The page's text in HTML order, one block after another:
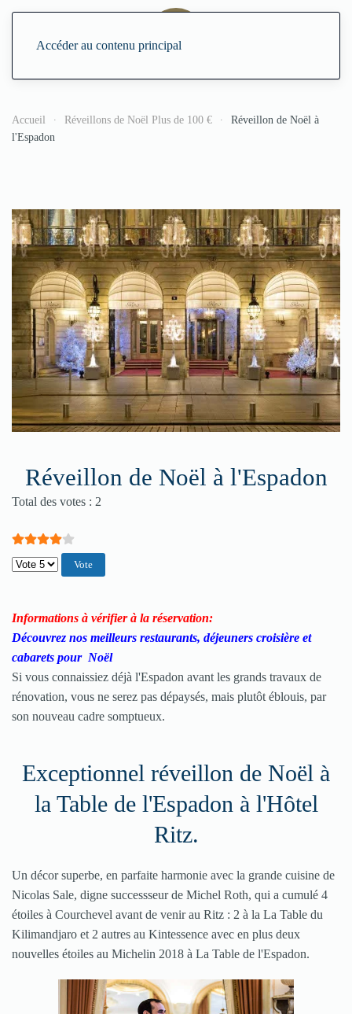
Accéder au contenu principal
Accueil Réveillons de Noël Plus de 100 €
Réveillon de Noël à
l'Espadon
Réveillon de Noël à l'Espadon
Vote utilisateur: 4/
Total des votes : 2
Veuillez voter
Informations à vérifier à la réservation:
Découvrez nos meilleurs restaurants, déjeuners croisière et
cabarets pour Noël
Si vous connaissiez déjà l'Espadon avant les grands travaux de
rénovation, vous ne serez pas dépaysés, mais plutôt éblouis, par
son nouveau cadre somptueux.
Exceptionnel réveillon de Noël à
la Table de l'Espadon à l'Hôtel
Ritz.
Un décor superbe, en parfaite harmonie avec la grande cuisine de
Nicolas Sale, digne successseur de Michel Roth, qui a cumulé 4
étoiles à Courchevel avant de venir au Ritz : 2 à la La Table du
Kilimandjaro et 2 autres au Kintessence avec en plus deux
nouvelles étoiles au Michelin 2018 à La Table de l'Espadon.